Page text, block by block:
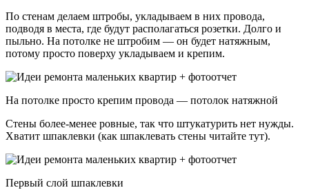
По стенам делаем штробы, укладываем в них провода,
подводя в места, где будут располагаться розетки. Долго и
пыльно. На потолке не штробим — он будет натяжным,
потому просто поверху укладываем и крепим.
На потолке просто крепим провода — потолок натяжной
Стены более-менее ровные, так что штукатурить нет нужды.
Хватит шпаклевки (как шпаклевать стены читайте тут).
Первый слой шпаклевки